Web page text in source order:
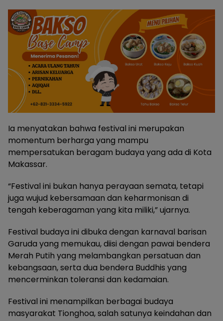
Ia menyatakan bahwa festival ini merupakan
momentum berharga yang mampu
mempersatukan beragam budaya yang ada di Kota
Makassar.
“Festival ini bukan hanya perayaan semata, tetapi
juga wujud kebersamaan dan keharmonisan di
tengah keberagaman yang kita miliki,” ujarnya.
Festival budaya ini dibuka dengan karnaval barisan
Garuda yang memukau, diisi dengan pawai bendera
Merah Putih yang melambangkan persatuan dan
kebangsaan, serta dua bendera Buddhis yang
mencerminkan toleransi dan kedamaian.
Festival ini menampilkan berbagai budaya
masyarakat Tionghoa, salah satunya keindahan dan